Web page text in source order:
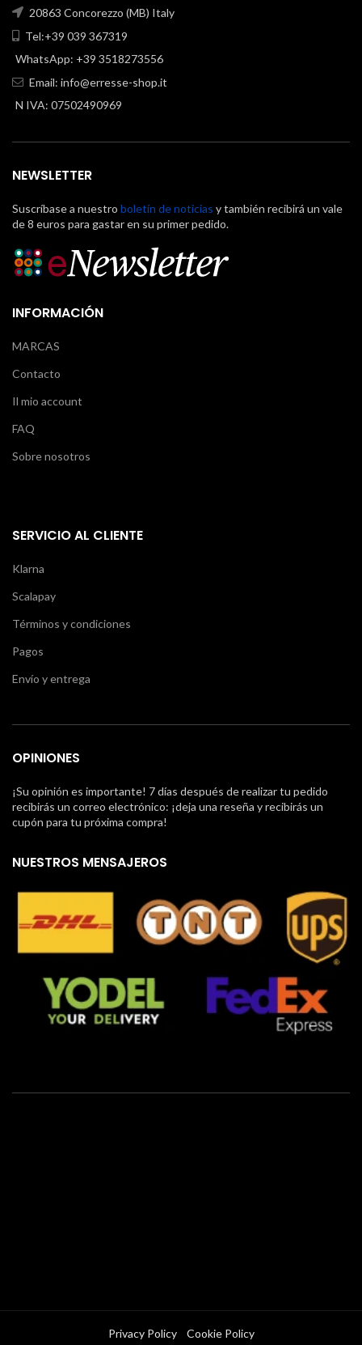
20863 Concorezzo (MB) Italy
Tel:+39 039 367319
WhatsApp: +39 3518273556
Email: info@erresse-shop.it
N IVA: 07502490969
NEWSLETTER
Suscríbase a nuestro boletín de noticias y también recibirá un vale
de 8 euros para gastar en su primer pedido.
INFORMACIÓN
MARCAS
Contacto
Il mio account
FAQ
Sobre nosotros
SERVICIO AL CLIENTE
Klarna
Scalapay
Términos y condiciones
Pagos
Envío y entrega
OPINIONES
¡Su opinión es importante! 7 días después de realizar tu pedido
recibirás un correo electrónico: ¡deja una reseña y recibirás un
cupón para tu próxima compra!
NUESTROS MENSAJEROS
Privacy Policy Cookie Policy